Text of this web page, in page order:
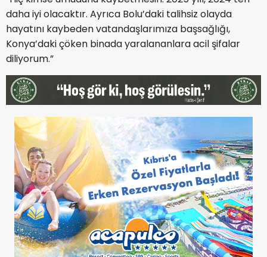
daha iyi olacaktır. Ayrıca Bolu’daki talihsiz olayda
hayatını kaybeden vatandaşlarımıza başsağlığı,
Konya’daki çöken binada yaralananlara acil şifalar
diliyorum.”